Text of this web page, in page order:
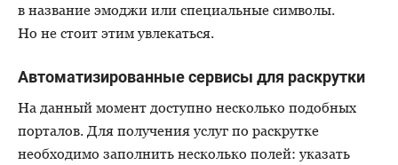
в название эмоджи или специальные символы.
Но не стоит этим увлекаться.
Автоматизированные сервисы для раскрутки
На данный момент доступно несколько подобных
порталов. Для получения услуг по раскрутке
необходимо заполнить несколько полей: указать